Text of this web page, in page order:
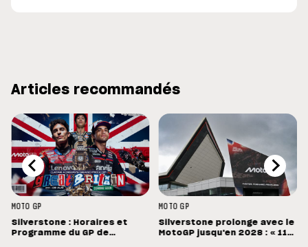
Articles recommandés
MOTO GP
Silverstone : Horaires et
Programme du GP de
MOTO GP
Silverstone prolonge avec le
MotoGP jusqu'en 2028 : « 11